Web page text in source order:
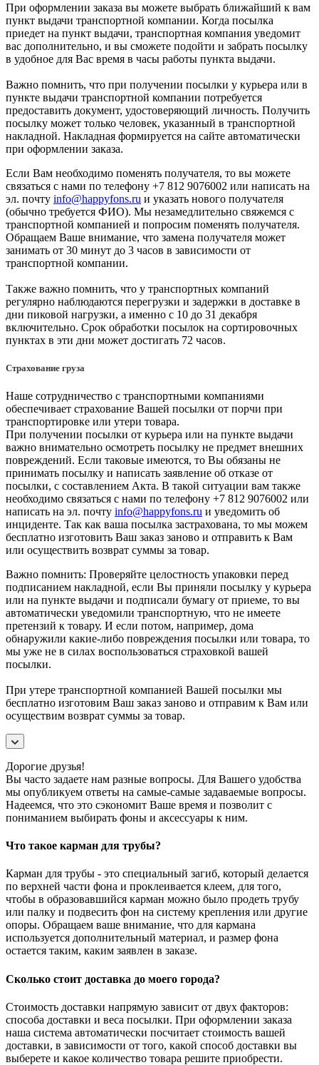
При оформлении заказа вы можете выбрать ближайший к вам
пункт выдачи транспортной компании. Когда посылка
приедет на пункт выдачи, транспортная компания уведомит
вас дополнительно, и вы сможете подойти и забрать посылку
в удобное для Вас время в часы работы пункта выдачи.
Важно помнить, что при получении посылки у курьера или в
пункте выдачи транспортной компании потребуется
предоставить документ, удостоверяющий личность. Получить
посылку может только человек, указанный в транспортной
накладной. Накладная формируется на сайте автоматически
при оформлении заказа.
Если Вам необходимо поменять получателя, то вы можете
связаться с нами по телефону +7 812 9076002 или написать на
эл. почту info@happyfons.ru и указать нового получателя
(обычно требуется ФИО). Мы незамедлительно свяжемся с
транспортной компанией и попросим поменять получателя.
Обращаем Ваше внимание, что замена получателя может
занимать от 30 минут до 3 часов в зависимости от
транспортной компании.
Также важно помнить, что у транспортных компаний
регулярно наблюдаются перегрузки и задержки в доставке в
дни пиковой нагрузки, а именно с 10 до 31 декабря
включительно. Срок обработки посылок на сортировочных
пунктах в эти дни может достигать 72 часов.
Страхование груза
Наше сотрудничество с транспортными компаниями
обеспечивает страхование Вашей посылки от порчи при
транспортировке или утери товара.
При получении посылки от курьера или на пункте выдачи
важно внимательно осмотреть посылку не предмет внешних
повреждений. Если таковые имеются, то Вы обязаны не
принимать посылку и написать заявление об отказе от
посылки, с составлением Акта. В такой ситуации вам также
необходимо связаться с нами по телефону +7 812 9076002 или
написать на эл. почту info@happyfons.ru и уведомить об
инциденте. Так как ваша посылка застрахована, то мы можем
бесплатно изготовить Ваш заказ заново и отправить к Вам
или осуществить возврат суммы за товар.
Важно помнить: Проверяйте целостность упаковки перед
подписанием накладной, если Вы приняли посылку у курьера
или на пункте выдачи и подписали бумагу от приеме, то вы
автоматически уведомили транспортную, что не имеете
претензий к товару. И если потом, например, дома
обнаружили какие-либо повреждения посылки или товара, то
мы уже не в силах воспользоваться страховкой вашей
посылки.
При утере транспортной компанией Вашей посылки мы
бесплатно изготовим Ваш заказ заново и отправим к Вам или
осуществим возврат суммы за товар.
Дорогие друзья!
Вы часто задаете нам разные вопросы. Для Вашего удобства
мы опубликуем ответы на самые-самые задаваемые вопросы.
Надеемся, что это сэкономит Ваше время и позволит с
пониманием выбирать фоны и аксессуары к ним.
Что такое карман для трубы?
Карман для трубы - это специальный загиб, который делается
по верхней части фона и проклеивается клеем, для того,
чтобы в образовавшийся карман можно было продеть трубу
или палку и подвесить фон на систему крепления или другие
опоры. Обращаем ваше внимание, что для кармана
используется дополнительный материал, и размер фона
остается таким, каким заявлен в заказе.
Сколько стоит доставка до моего города?
Стоимость доставки напрямую зависит от двух факторов:
способа доставки и веса посылки. При оформлении заказа
наша система автоматически посчитает стоимость вашей
доставки, в зависимости от того, какой способ доставки вы
выберете и какое количество товара решите приобрести.